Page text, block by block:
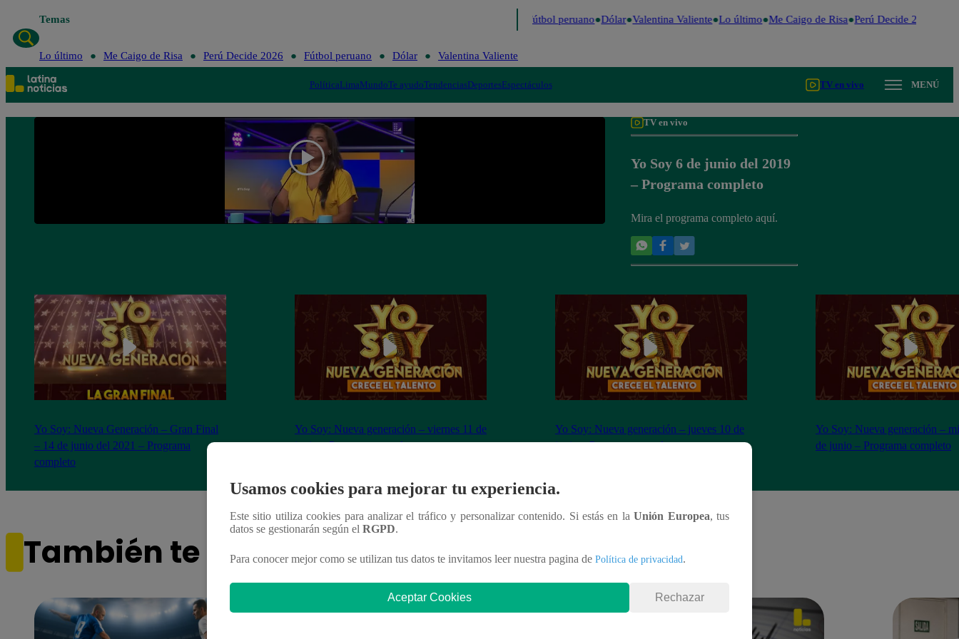
Temas Fútbol peruano Dólar Valentina Valiente Lo último Me Caigo de Risa Perú Decide 2026
Lo último Me Caigo de Risa Perú Decide 2026 Fútbol peruano Dólar Valentina Valiente
PolíticaLimaMundoTe ayudoTendenciasDeportesEspectáculos TV en vivo MENÚ
TV en vivo
Yo Soy 6 de junio del 2019
– Programa completo
Mira el programa completo aquí.
Yo Soy: Nueva Generación – Gran Final
– 14 de junio del 2021 – Programa
completo
Yo Soy: Nueva generación – viernes 11 de
junio – Programa completo
Yo Soy: Nueva generación – jueves 10 de
junio – Programa completo
Yo Soy: Nueva generación –
de junio – Programa completo
También te puede interesar
Usamos cookies para mejorar tu experiencia.
Este sitio utiliza cookies para analizar el tráfico y personalizar contenido. Si estás en laUnión Europea, tus
datos se gestionarán según el RGPD.
Para conocer mejor como se utilizan tus datos te invitamos leer nuestra pagina de Política de privacidad.
Aceptar Cookies Rechazar